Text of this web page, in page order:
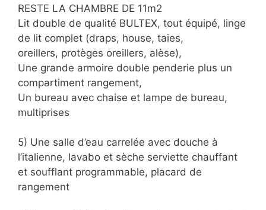
RESTE LA CHAMBRE DE 11m2
Lit double de qualité BULTEX, tout équipé, linge
de lit complet (draps, house, taies,
oreillers, protèges oreillers, alèse),
Une grande armoire double penderie plus un
compartiment rangement,
Un bureau avec chaise et lampe de bureau,
multiprises
5) Une salle d’eau carrelée avec douche à
l’italienne, lavabo et sèche serviette chauffant
et soufflant programmable, placard de
rangement